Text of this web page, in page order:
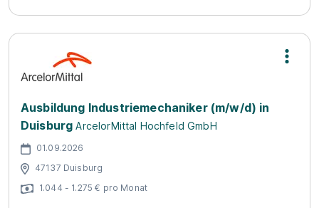
Ausbildung Industriemechaniker (m/w/d) in
Duisburg ArcelorMittal Hochfeld GmbH
01.09.2026
47137 Duisburg
1.044 - 1.275 € pro Monat